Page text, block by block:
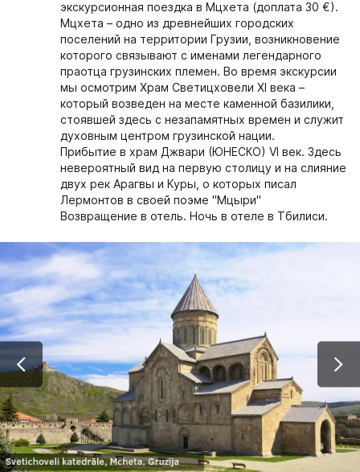
экскурсионная поездка в Мцхета (доплата 30 €).
Мцхета – одно из древнейших городских
поселений на территории Грузии, возникновение
которого связывают с именами легендарного
праотца грузинских племен. Во время экскурсии
мы осмотрим Храм Светицховели XI века –
который возведен на месте каменной базилики,
стоявшей здесь с незапамятных времен и служит
духовным центром грузинской нации.
Прибытие в храм Джвари (ЮНЕСКО) VI век. Здесь
невероятный вид на первую столицу и на слияние
двух рек Арагвы и Куры, о которых писал
Лермонтов в своей поэме "Мцыри"
Возвращение в отель. Ночь в отеле в Тбилиси.